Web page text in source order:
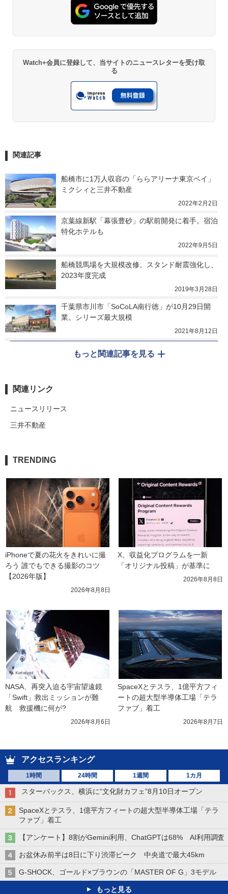
Watch+会員に登録して、当サイトのニュースレターを受け取
る
関連記事
船橋市に1万人収容の「ららアリーナ東京ベイ」
ミクシィと三井不動産
2022年2月2日
京葉線新駅「幕張豊砂」の駅前開発に着手。宿泊
特化ホテルも
2022年9月5日
船橋競馬場を大規模改修。スタンド耐震強化し、
2023年度完成
2019年3月28日
千葉県市川市「SoCoLA南行徳」が10月29日開
業。シリーズ最大規模
2021年8月12日
もっと関連記事を見る
関連リンク
ニュースリリース
三井不動産
TRENDING
iPhoneで夏の花火をきれいに撮
ろう 誰でもできる撮影のコツ
【2026年版】
2026年8月8日
X、収益化プログラムを一新
「オリジナル投稿」が基準に
2026年8月8日
NASA、再突入迫る宇宙望遠鏡
「Swift」救出ミッションが難
航　救援機に何が?
2026年8月6日
SpaceXとテスラ、1億平方フィ
ートの超大型半導体工場「テラ
ファブ」着工
2026年8月7日
アクセスランキング
1時間 24時間 1週間 1カ月
スターバックス、横浜に“文化財カフェ”8月10日オープン
SpaceXとテスラ、1億平方フィートの超大型半導体工場「テラ
ファブ」着工
【アンケート】8割がGemini利用、ChatGPTは68% AI利用調査
お盆休み前半は8日に下り渋滞ピーク 中央道で最大45km
G-SHOCK、ゴールド×ブラウンの「MASTER OF G」3モデル
もっと見る